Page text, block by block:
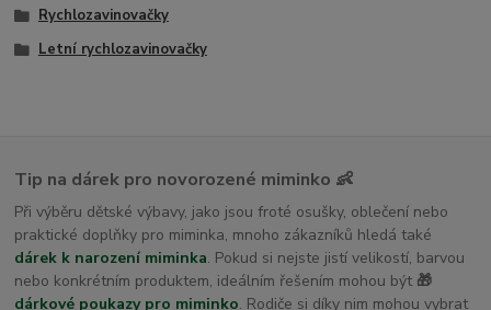
Rychlozavinovačky
Letní rychlozavinovačky
Tip na dárek pro novorozené miminko 👶
Při výběru dětské výbavy, jako jsou froté osušky, oblečení nebo
praktické doplňky pro miminka, mnoho zákazníků hledá také
dárek k narození miminka. Pokud si nejste jistí velikostí, barvou
nebo konkrétním produktem, ideálním řešením mohou být 🎁
dárkové poukazy pro miminko. Rodiče si díky nim mohou vybrat